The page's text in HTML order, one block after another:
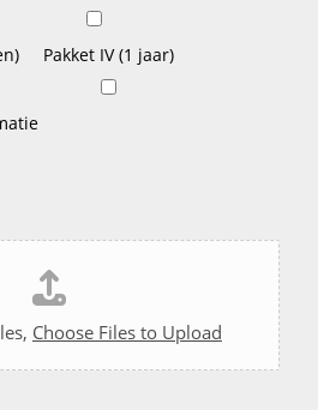
Pakket IV (1 jaar)
Choose Files to Upload